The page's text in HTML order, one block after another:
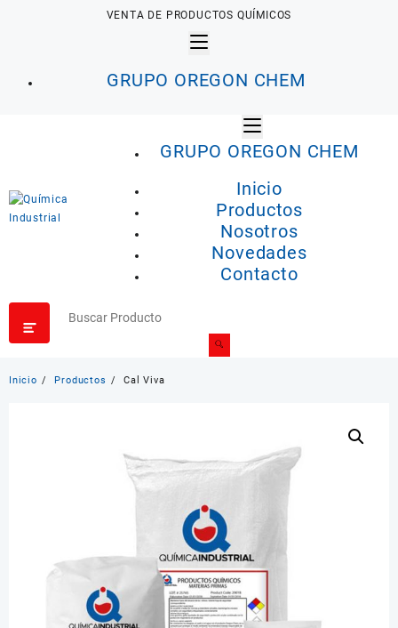
VENTA DE PRODUCTOS QUÍMICOS
GRUPO OREGON CHEM
GRUPO OREGON CHEM
Inicio
Productos
Nosotros
Novedades
Contacto
Inicio Productos Cal Viva